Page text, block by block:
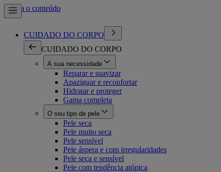
Ir para o conteúdo
CUIDADO DO CORPO
CUIDADO DO CORPO
A sua necessidade
Reparar e suavizar
Apaziguar e reconfortar
Hidratar e proteger
Gama completa
O seu tipo de pele
Pele seca
Pele muito seca
Pele sensível
Pele áspera e com irregularidades
Pele seca e sensível
Pele com tendência atópica